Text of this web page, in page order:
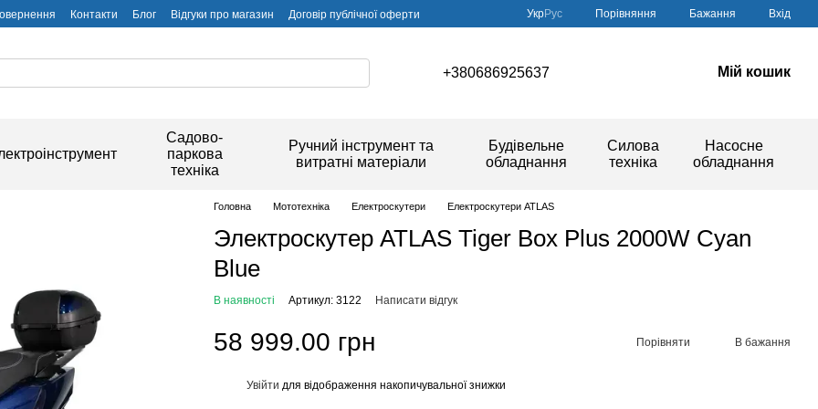
Контакти Блог Відгуки про магазин
Договір публічної оферти
УкрРус Порівняння Бажання Вхід
+380686925637 Мій кошик
Садово-
паркова
техніка
Ручний інструмент та
витратні матеріали
Будівельне
обладнання
Силова
техніка
Насосне
обладнання
Головна Мототехніка Електроскутери Електроскутери ATLAS
Электроскутер ATLAS Tiger Box Plus 2000W Cyan
Blue
В наявності Артикул: 3122 Написати відгук
58 999.00 грн Порівняти В бажання
Увійти для відображення накопичувальної знижки